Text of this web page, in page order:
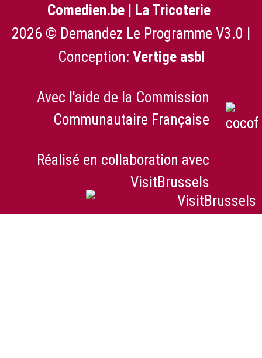
Comedien.be | La Tricoterie
2026 © Demandez Le Programme V3.0 |
Conception: Vertige asbl
Avec l'aide de la Commission
Communautaire Française
Réalisé en collaboration avec
VisitBrussels